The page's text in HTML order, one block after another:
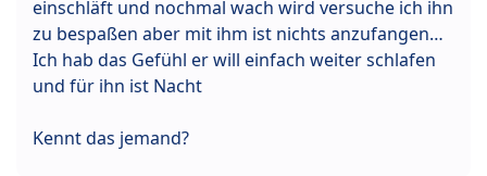
einschläft und nochmal wach wird versuche ich ihn
zu bespaßen aber mit ihm ist nichts anzufangen…
Ich hab das Gefühl er will einfach weiter schlafen
und für ihn ist Nacht
Kennt das jemand?